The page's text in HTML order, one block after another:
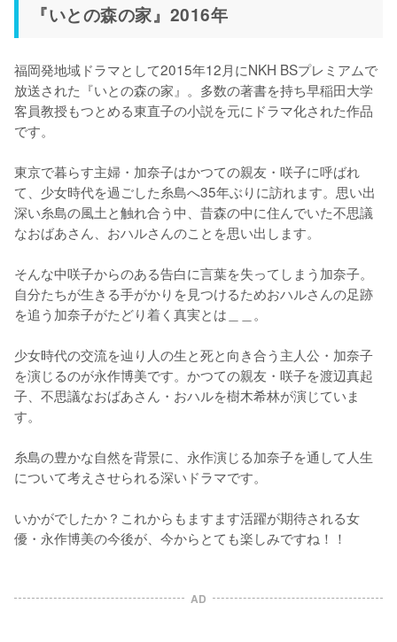
『いとの森の家』2016年
福岡発地域ドラマとして2015年12月にNKH BSプレミアムで
放送された『いとの森の家』。多数の著書を持ち早稲田大学
客員教授もつとめる東直子の小説を元にドラマ化された作品
です。
東京で暮らす主婦・加奈子はかつての親友・咲子に呼ばれ
て、少女時代を過ごした糸島へ35年ぶりに訪れます。思い出
深い糸島の風土と触れ合う中、昔森の中に住んでいた不思議
なおばあさん、おハルさんのことを思い出します。
そんな中咲子からのある告白に言葉を失ってしまう加奈子。
自分たちが生きる手がかりを見つけるためおハルさんの足跡
を追う加奈子がたどり着く真実とは＿＿。
少女時代の交流を辿り人の生と死と向き合う主人公・加奈子
を演じるのが永作博美です。かつての親友・咲子を渡辺真起
子、不思議なおばあさん・おハルを樹木希林が演じていま
す。
糸島の豊かな自然を背景に、永作演じる加奈子を通して人生
について考えさせられる深いドラマです。
いかがでしたか？これからもますます活躍が期待される女
優・永作博美の今後が、今からとても楽しみですね！！
AD